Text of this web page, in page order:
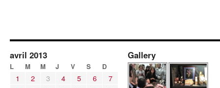
avril 2013
L M M J V S D
1 2 3 4 5 6
7
Gallery